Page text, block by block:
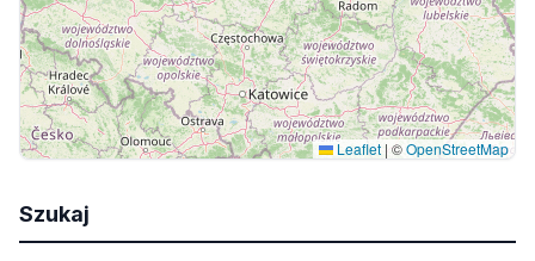
Leaflet | ©OpenStreetMap
Szukaj